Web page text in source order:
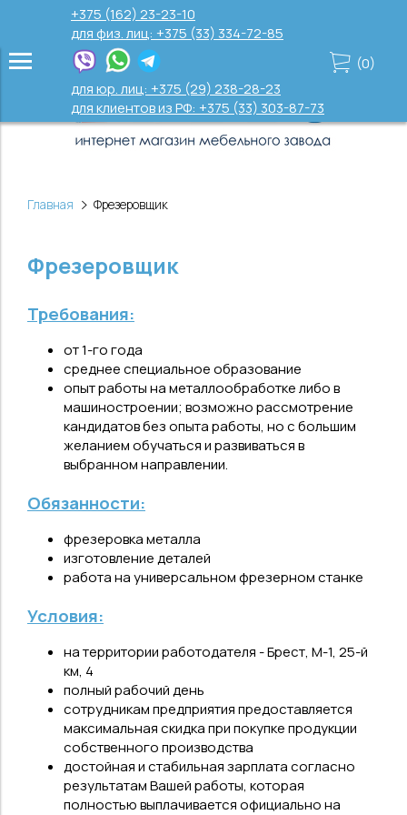
+375 (162) 23-23-10
для физ. лиц: +375 (33) 334-72-85
для юр. лиц: +375 (29) 238-28-23
для клиентов из РФ: +375 (33) 303-87-73
(0)
Главная Фрезеровщик
Фрезеровщик
Требования:
от 1-го года
среднее специальное образование
опыт работы на металлообработке либо в
машиностроении; возможно рассмотрение
кандидатов без опыта работы, но с большим
желанием обучаться и развиваться в
выбранном направлении.
Обязанности:
фрезеровка металла
изготовление деталей
работа на универсальном фрезерном станке
Условия:
на территории работодателя - Брест, М-1, 25-й
км, 4
полный рабочий день
сотрудникам предприятия предоставляется
максимальная скидка при покупке продукции
собственного производства
достойная и стабильная зарплата согласно
результатам Вашей работы, которая
полностью выплачивается официально на